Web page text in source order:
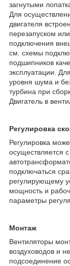
загнутыми
Для
двигателя
перезапуском
подключения
см. схемы
подшипников
эксплуатации.
уровня шума и
турбина при
Двигатель в
Регулировка
Регулировка
осуществляется
подключаться
регулирующему
мощность и
параметры
Монтаж
Вентиляторы
воздуховодов и
подсоединение